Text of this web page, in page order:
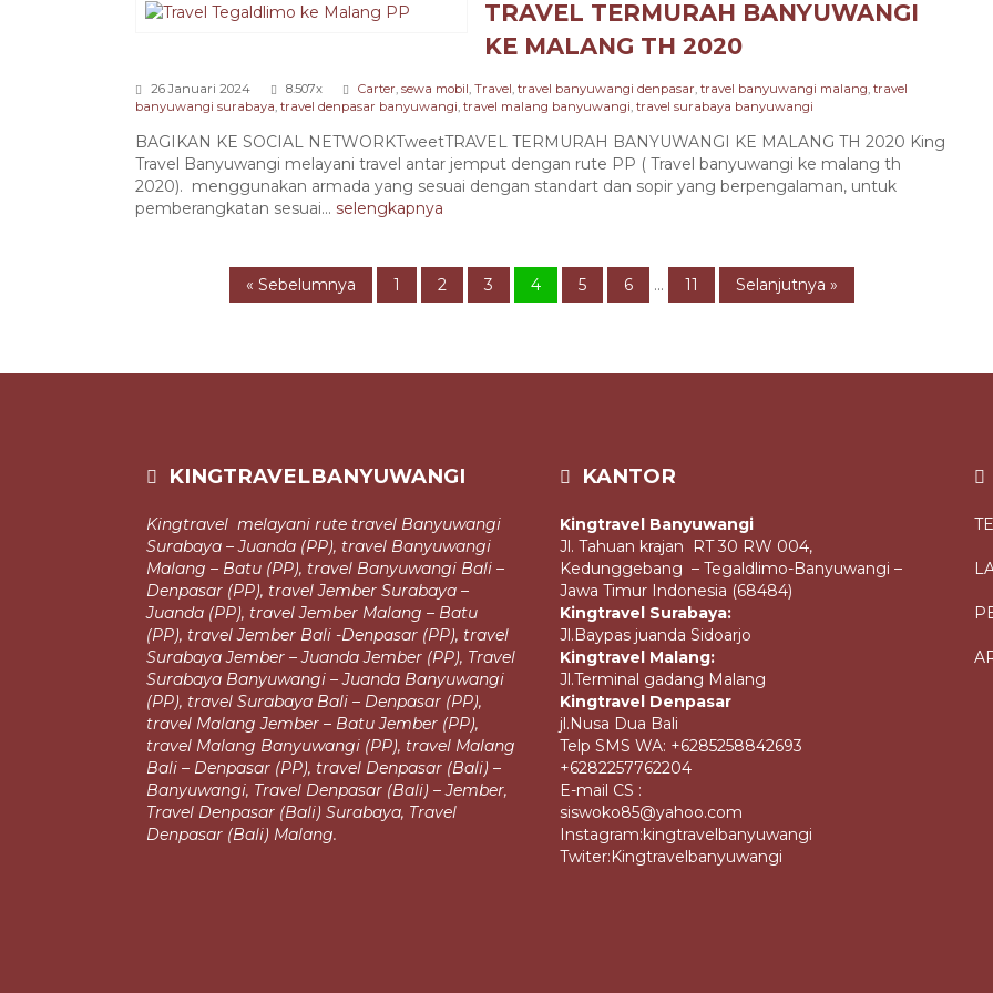
TRAVEL TERMURAH BANYUWANGI
KE MALANG TH 2020
26 Januari 2024 8.507x Carter, sewa mobil, Travel, travel banyuwangi denpasar, travel banyuwangi malang, travel
banyuwangi surabaya, travel denpasar banyuwangi, travel malang banyuwangi, travel surabaya banyuwangi
BAGIKAN KE SOCIAL NETWORKTweetTRAVEL TERMURAH BANYUWANGI KE MALANG TH 2020 King
Travel Banyuwangi melayani travel antar jemput dengan rute PP ( Travel banyuwangi ke malang th
2020). menggunakan armada yang sesuai dengan standart dan sopir yang berpengalaman, untuk
pemberangkatan sesuai... selengkapnya
« Sebelumnya 1 2 3 4 5 6 ... 11 Selanjutnya »
KINGTRAVELBANYUWANGI
Kingtravel melayani rute travel Banyuwangi
Surabaya – Juanda (PP), travel Banyuwangi
Malang – Batu (PP), travel Banyuwangi Bali –
Denpasar (PP), travel Jember Surabaya –
Juanda (PP), travel Jember Malang – Batu
(PP), travel Jember Bali -Denpasar (PP), travel
Surabaya Jember – Juanda Jember (PP), Travel
Surabaya Banyuwangi – Juanda Banyuwangi
(PP), travel Surabaya Bali – Denpasar (PP),
travel Malang Jember – Batu Jember (PP),
travel Malang Banyuwangi (PP), travel Malang
Bali – Denpasar (PP), travel Denpasar (Bali) –
Banyuwangi, Travel Denpasar (Bali) – Jember,
Travel Denpasar (Bali) Surabaya, Travel
Denpasar (Bali) Malang.
KANTOR
Kingtravel Banyuwangi
Jl. Tahuan krajan RT 30 RW 004,
Kedunggebang – Tegaldlimo-Banyuwangi –
Jawa Timur Indonesia (68484)
Kingtravel Surabaya:
Jl.Baypas juanda Sidoarjo
Kingtravel Malang:
Jl.Terminal gadang Malang
Kingtravel Denpasar
jl.Nusa Dua Bali
Telp SMS WA: +6285258842693
+6282257762204
E-mail CS :
siswoko85@yahoo.com
Instagram:kingtravelbanyuwangi
Twiter:Kingtravelbanyuwangi